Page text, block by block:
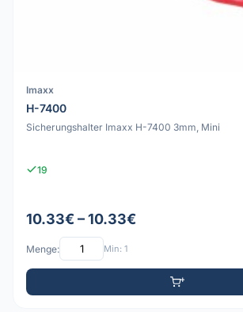
Imaxx
H-7400
Sicherungshalter Imaxx H-7400 3mm, Mini
19
10.33€ – 10.33€
Menge: Min: 1